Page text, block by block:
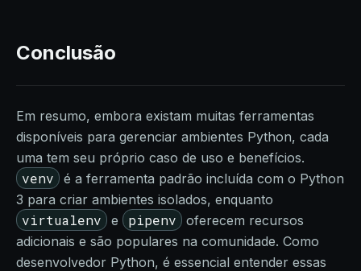
Conclusão
Em resumo, embora existam muitas ferramentas
disponíveis para gerenciar ambientes Python, cada
uma tem seu próprio caso de uso e benefícios.
venv
é a ferramenta padrão incluída com o Python
3 para criar ambientes isolados, enquanto
virtualenv e pipenv
oferecem recursos
adicionais e são populares na comunidade. Como
desenvolvedor Python, é essencial entender essas